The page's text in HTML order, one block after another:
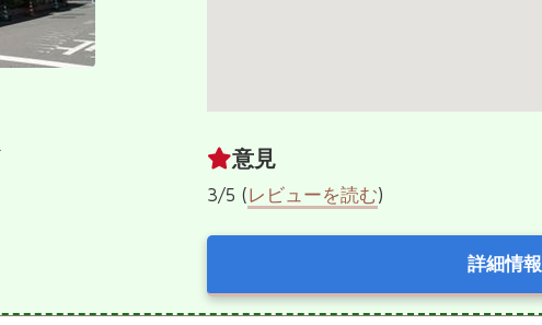
意見
3/5 (レビューを読む)
詳細情報